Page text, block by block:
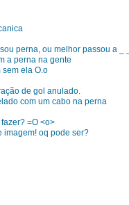
perna, ou melhor passou a _ _
a perna na gente
sem ela O.o
de gol anulado.
com um cabo na perna
=O <o>
imagem! oq pode ser?